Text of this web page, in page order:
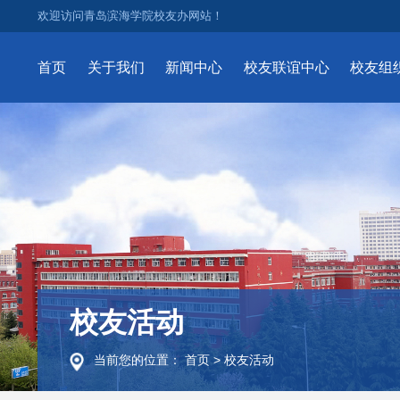
欢迎访问青岛滨海学院校友办网站！
首页 关于我们 新闻中心 校友联谊中心 校友组
校友活动
当前您的位置：首页> 校友活动